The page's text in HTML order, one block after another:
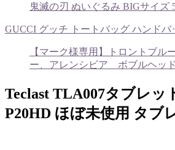
鬼滅の刃 ぬいぐるみ BIGサイズ
GUCCI グッチ トートバッグ ハンドバ
【マーク様専用】トロントブ
ー、アレンシビア ボブルヘッド
Teclast TLA007タブレッ
P20HD ほぼ未使用 タブ